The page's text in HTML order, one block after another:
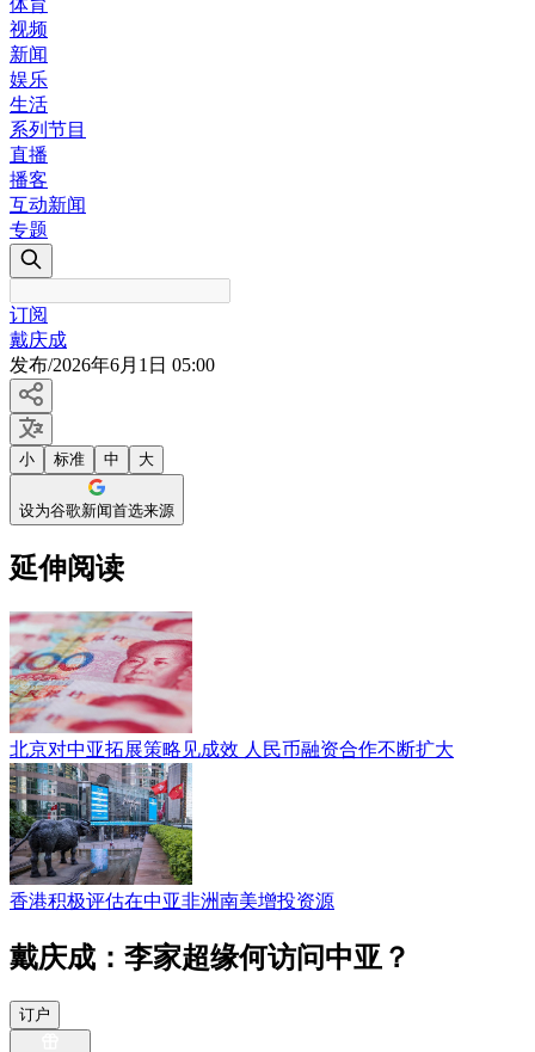
体育
视频
新闻
娱乐
生活
系列节目
直播
播客
互动新闻
专题
订阅
戴庆成
发布/2026年6月1日 05:00
小 标准 中 大
设为谷歌新闻首选来源
延伸阅读
北京对中亚拓展策略见成效 人民币融资合作不断扩大
香港积极评估在中亚非洲南美增投资源
戴庆成：李家超缘何访问中亚？
订户